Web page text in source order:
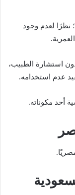
مع الأطفال الأقل من 12 عامًا؛ نظرًا لعدم وجود
استشارة الطبيب،
عدم استخدامه.
أحد مكوناته.